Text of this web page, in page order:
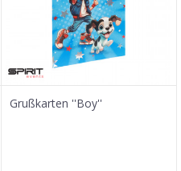
Grußkarten ''Boy''